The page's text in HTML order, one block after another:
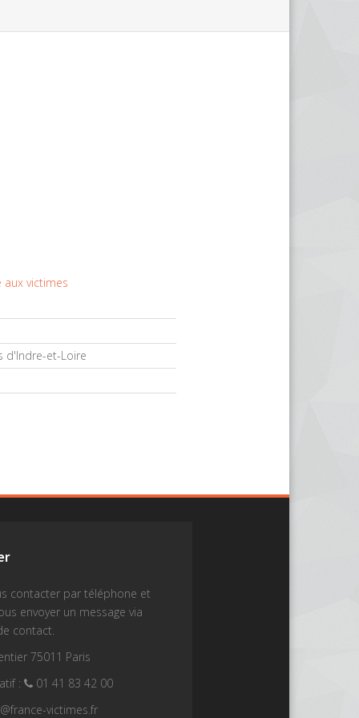
victimes
d'Indre-et-Loire
contacter par téléphone et
envoyer un message via
contact.
75011 Paris
:
01 41 83 42 00
victimes.fr